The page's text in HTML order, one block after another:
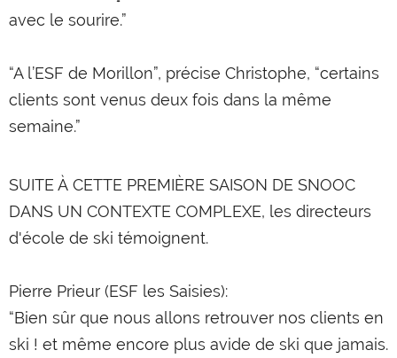
avec le sourire.”
“A l’ESF de Morillon”, précise Christophe, “certains
clients sont venus deux fois dans la même
semaine.”
SUITE À CETTE PREMIÈRE SAISON DE SNOOC
DANS UN CONTEXTE COMPLEXE, les directeurs
d'école de ski témoignent.
Pierre Prieur (ESF les Saisies):
“Bien sûr que nous allons retrouver nos clients en
ski ! et même encore plus avide de ski que jamais.